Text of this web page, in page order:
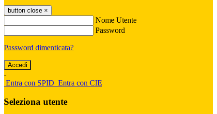
button close ×
Nome Utente
Password
Password dimenticata?
-
Entra con SPID Entra con CIE
Seleziona utente